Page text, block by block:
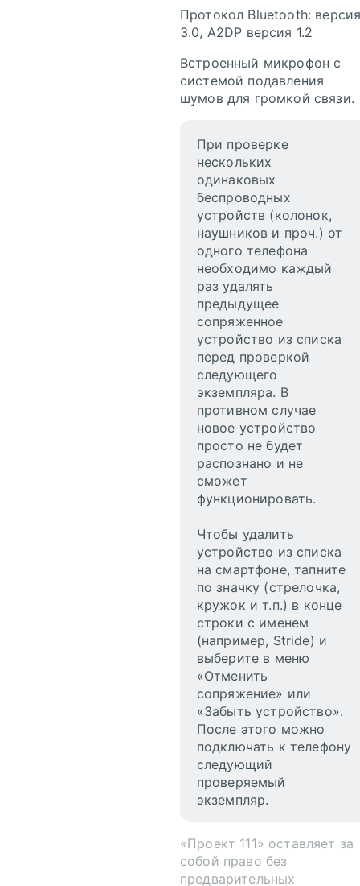
Протокол Bluetooth:
3.0, A2DP версия 1.2
Встроенный микрофон с
системой подавления
шумов для громкой связи.
При проверке
нескольких
одинаковых
беспроводных
устройств (колонок,
наушников и проч.) от
одного телефона
необходимо каждый
раз удалять
предыдущее
сопряженное
устройство из списка
перед проверкой
следующего
экземпляра. В
противном случае
новое устройство
просто не будет
распознано и не
сможет
функционировать.
Чтобы удалить
устройство из списка
на смартфоне, тапните
по значку (стрелочка,
кружок и т.п.) в конце
строки с именем
(например, Stride) и
выберите в меню
«Отменить
сопряжение» или
«Забыть устройство».
После этого можно
подключать к телефону
следующий
проверяемый
экземпляр.
«Проект 111» оставляет за
собой право без
предварительных